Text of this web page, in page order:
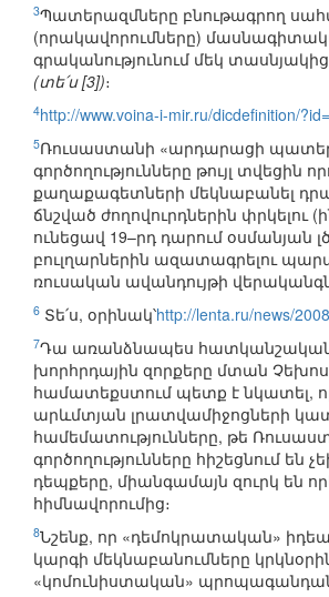
3Պատերազմները բնութագրող
(որակավորումները)
գրականությունում մեկ
(տե՛ս [3])։
4http://www.voina-i-mir.ru/dicdefinition/
5Ռուսաստանի «արդարացի
գործողությունները թույլ տվեցին
քաղաքագետների մեկնաբանել
ճնշված ժողովուրդներին փրկելու
ունեցավ 19–րդ դարում օսմանյան
բուլղարներին ազատագրելու
ռուսական ավանդույթի
6 Տե՛ս, օրինակ՝http://lenta.ru/news/
7Դա առանձնապես հատկանշական
խորհրդային զորքերը մտան
համատեքստում պետք է նկատել,
արևմտյան լրատվամիջոցների
համեմատությունները, թե
գործողությունները հիշեցնում են
դեպքերը, միանգամայն զուրկ են
հիմնավորումից։
8Նշենք, որ «դեմոկրատական»
կարգի մեկնաբանումները
«կոմունիստական»